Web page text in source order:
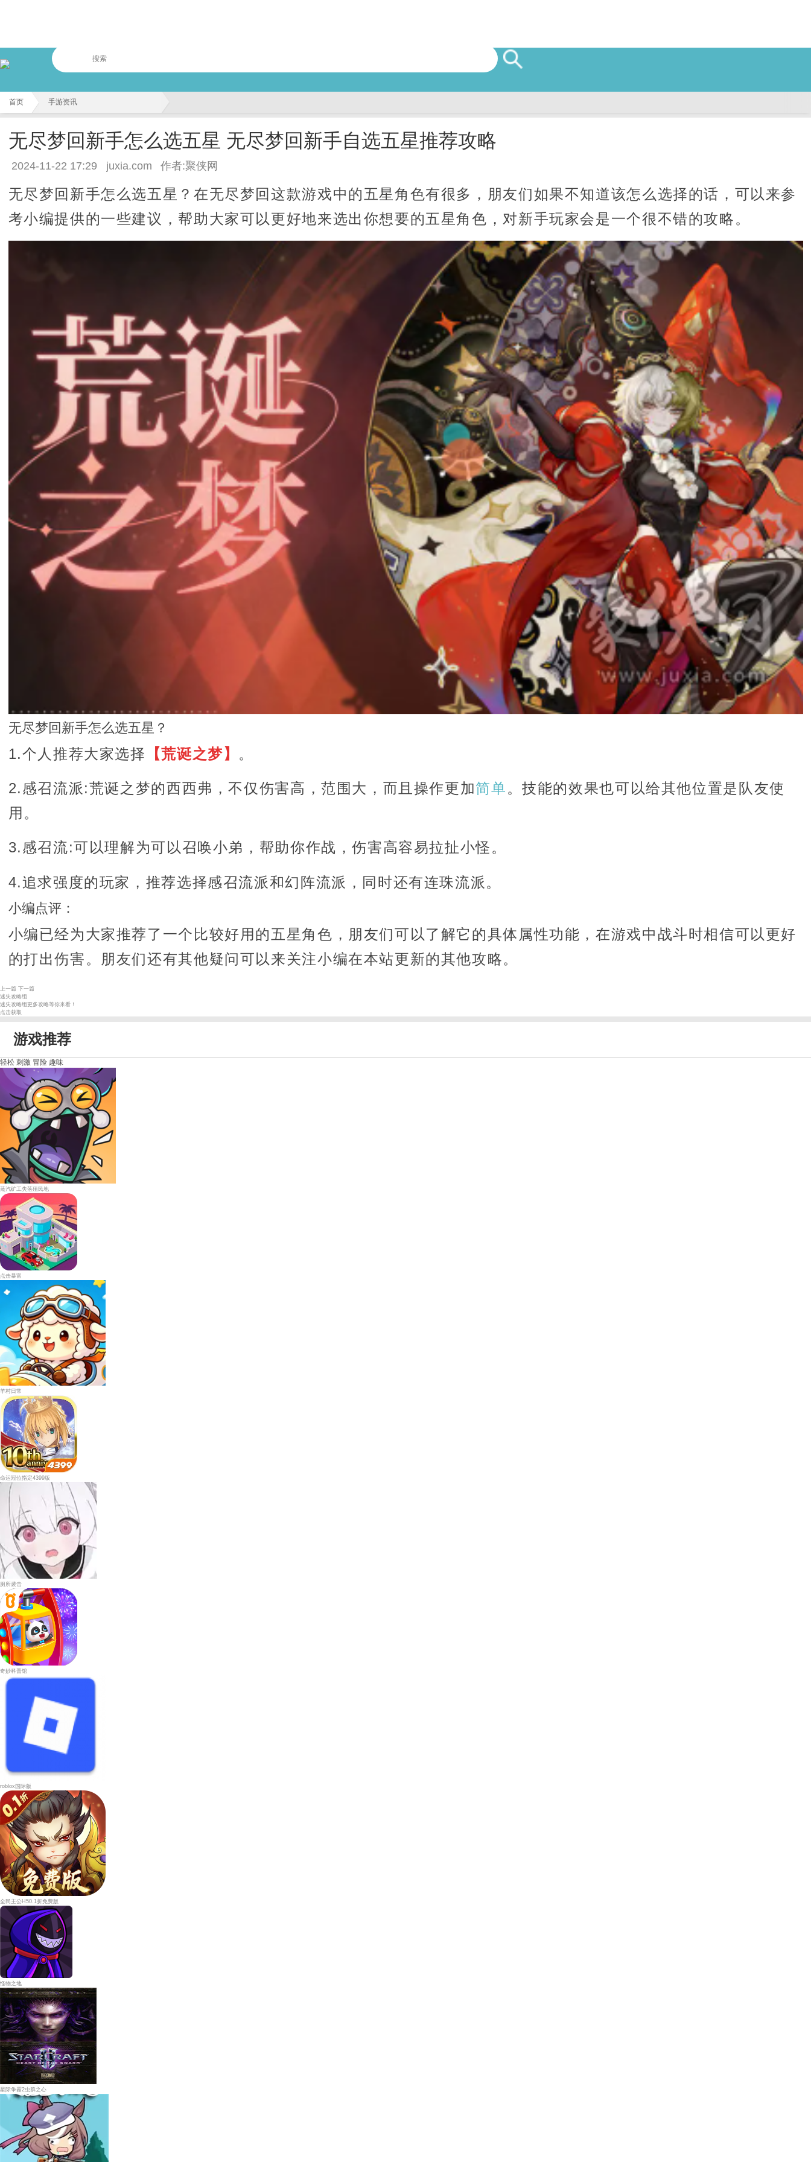
首页 手游资讯
无尽梦回新手怎么选五星 无尽梦回新手自选五星推荐攻略
2024-11-22 17:29 juxia.com 作者:聚侠网
无尽梦回新手怎么选五星？在无尽梦回这款游戏中的五星角色有很多，朋友们如果不知道该怎么选择的话，可以来参
考小编提供的一些建议，帮助大家可以更好地来选出你想要的五星角色，对新手玩家会是一个很不错的攻略。
无尽梦回新手怎么选五星？
1.个人推荐大家选择 【荒诞之梦】 。
2.感召流派:荒诞之梦的西西弗，不仅伤害高，范围大，而且操作更加简单。技能的效果也可以给其他位置是队友使
用。
3.感召流:可以理解为可以召唤小弟，帮助你作战，伤害高容易拉扯小怪。
4.追求强度的玩家，推荐选择感召流派和幻阵流派，同时还有连珠流派。
小编点评：
小编已经为大家推荐了一个比较好用的五星角色，朋友们可以了解它的具体属性功能，在游戏中战斗时相信可以更好
的打出伤害。朋友们还有其他疑问可以来关注小编在本站更新的其他攻略。
上一篇 下一篇
迷失攻略组
迷失攻略组更多攻略等你来看！
点击获取
游戏推荐
轻松 刺激 冒险 趣味
蒸汽矿工失落殖民地
点击暴富
羊村日常
命运冠位指定4399版
厕所袭击
奇妙科普馆
roblox国际版
全民主公H50.1折免费版
怪物之地
星际争霸2虫群之心